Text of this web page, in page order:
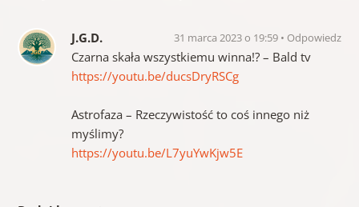
J.G.D. 31 marca 2023 o 19:59 Odpowiedz
Czarna skała wszystkiemu winna!? – Bald tv
https://youtu.be/ducsDryRSCg
Astrofaza – Rzeczywistość to coś innego niż
myślimy?
https://youtu.be/L7yuYwKjw5E